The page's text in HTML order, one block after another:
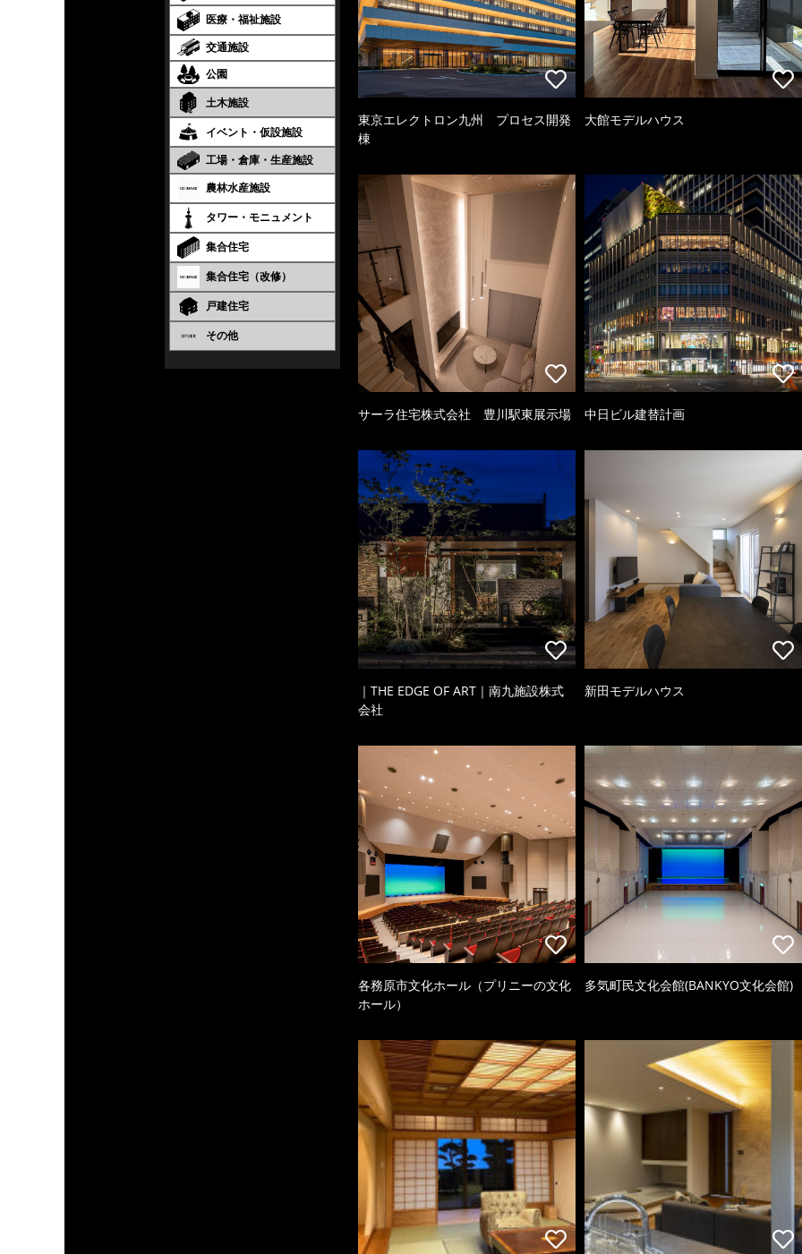
医療・福祉施設
交通施設
公園
土木施設
イベント・仮設施設
工場・倉庫・生産施設
農林水産施設
タワー・モニュメント
集合住宅
集合住宅（改修）
戸建住宅
その他
東京エレクトロン九州 プロセス開発
棟
大館モデルハウス
サーラ住宅株式会社 豊川駅東展示場 中日ビル建替計画
｜THE EDGE OF ART｜南九施設株式
会社
新田モデルハウス
各務原市文化ホール（プリニーの文化
ホール）
多気町民文化会館(BANKYO文化会館)